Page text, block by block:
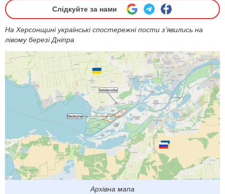
Слідкуйте за нами
На Херсонщині українські спостережні пости з'явились на
лівому березі Дніпра
Архівна мапа